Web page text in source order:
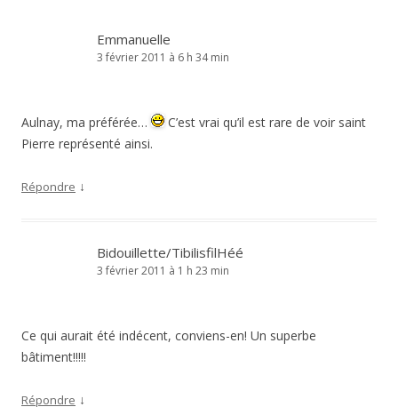
Emmanuelle
3 février 2011 à 6 h 34 min
Aulnay, ma préférée…
C’est vrai qu’il est rare de voir saint
Pierre représenté ainsi.
Répondre ↓
Bidouillette/TibilisfilHéé
3 février 2011 à 1 h 23 min
Ce qui aurait été indécent, conviens-en! Un superbe
bâtiment!!!!!
Répondre ↓